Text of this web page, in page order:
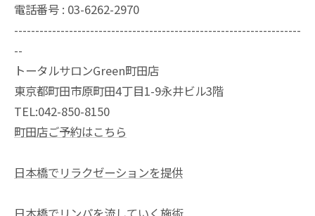
電話番号 : 03-6262-2970
--------------------------------------------------------------------
--
トータルサロンGreen町田店
東京都町田市原町田4丁目1-9永井ビル3階
TEL:042-850-8150
町田店ご予約はこちら
日本橋でリラクゼーションを提供